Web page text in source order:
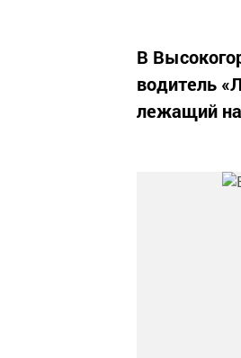
В
водитель
лежащий на